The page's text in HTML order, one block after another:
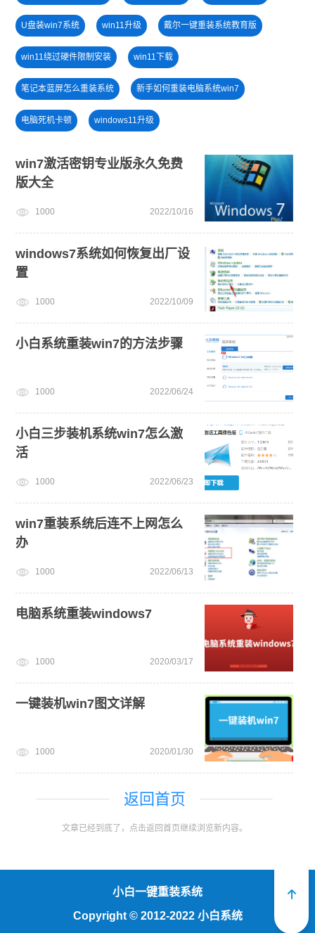
U盘装win7系统 win11升级 戴尔一键重装系统教育版
win11绕过硬件限制安装 win11下载
笔记本蓝屏怎么重装系统 新手如何重装电脑系统win7
电脑死机卡顿 windows11升级
win11系统下载 免费升级win10
win11怎么退回win10 u盘一键重装系统win10 32位
win7激活密钥专业版永久免费
版大全
1000 2022/10/16
windows7系统如何恢复出厂设
置
1000 2022/10/09
小白系统重装win7的方法步骤
1000 2022/06/24
小白三步装机系统win7怎么激
活
1000 2022/06/23
win7重装系统后连不上网怎么
办
1000 2022/06/13
电脑系统重装windows7
1000 2020/03/17
一键装机win7图文详解
1000 2020/01/30
返回首页
文章已经到底了，点击返回首页继续浏览新内容。
小白一键重装系统
Copyright ©2012-2022 小白系统